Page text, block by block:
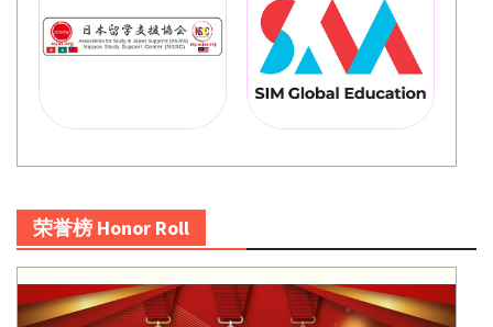
荣誉榜 Honor Roll